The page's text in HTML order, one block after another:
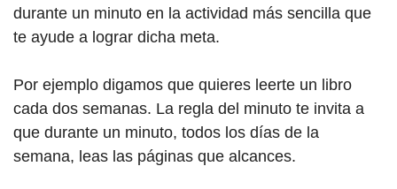
durante un minuto en la actividad más sencilla que
te ayude a lograr dicha meta.
Por ejemplo digamos que quieres leerte un libro
cada dos semanas. La regla del minuto te invita a
que durante un minuto, todos los días de la
semana, leas las páginas que alcances.